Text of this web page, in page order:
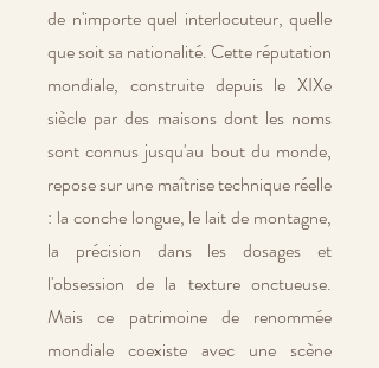
de n'importe quel interlocuteur, quelle
que soit sa nationalité. Cette réputation
mondiale, construite depuis le XIXe
siècle par des maisons dont les noms
sont connus jusqu'au bout du monde,
repose sur une maîtrise technique réelle
: la conche longue, le lait de montagne,
la précision dans les dosages et
l'obsession de la texture onctueuse.
Mais ce patrimoine de renommée
mondiale coexiste avec une scène